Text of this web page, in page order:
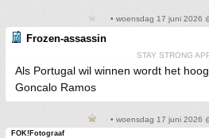
• woensdag 17 juni 2026
Frozen-assassin
STAY STRONG
Als Portugal wil winnen wordt het
Goncalo Ramos
• woensdag 17 juni 2026
FOK!Fotograaf